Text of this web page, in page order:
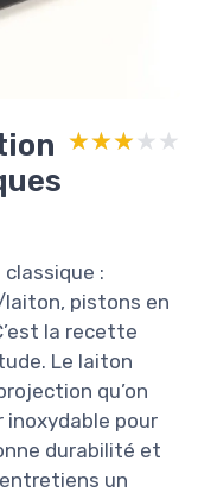
★★★★★
★★★★★
:
laiton, pistons en
la recette
Le laiton
qu’on
inoxydable pour
durabilité et
un